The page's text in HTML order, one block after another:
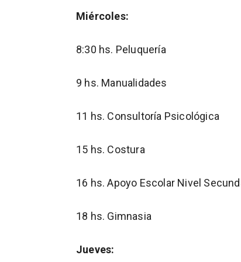
Miércoles:
8:30 hs. Peluquería
9 hs. Manualidades
11 hs. Consultoría Psicológica
15 hs. Costura
16 hs. Apoyo Escolar Nivel
18 hs. Gimnasia
Jueves: